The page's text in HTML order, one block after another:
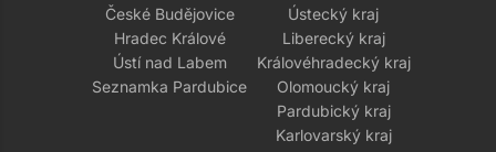
České Budějovice
Hradec Králové
Ústí nad Labem
Seznamka Pardubice
Ústecký kraj
Liberecký kraj
Královéhradecký kraj
Olomoucký kraj
Pardubický kraj
Karlovarský kraj